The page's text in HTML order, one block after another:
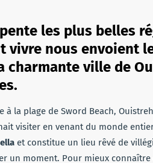
les plus belles
vivre nous envoient
charmante ville de
à la plage de Sword Beach,
visiter en venant du monde
et constitue un lieu rêvé de
un moment. Pour mieux